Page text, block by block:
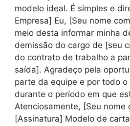
modelo ideal. É simples e
Empresa] Eu, [Seu nome
meio desta informar minha
demissão do cargo de [seu
do contrato de trabalho a
saída]. Agradeço pela
parte da equipe e por todo
durante o período em que
Atenciosamente, [Seu nome
[Assinatura] Modelo de